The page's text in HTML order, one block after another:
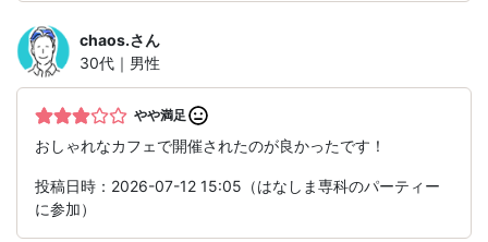
chaos.さん
30代｜男性
やや満足
おしゃれなカフェで開催されたのが良かったです！
投稿日時：2026-07-12 15:05（はなしま専科のパーティー
に参加）